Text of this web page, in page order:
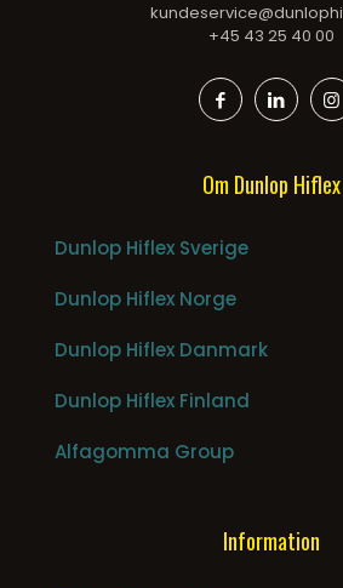
+45 43 25 40 00
Om Dunlop Hiflex
Dunlop Hiflex Sverige
Dunlop Hiflex Norge
Dunlop Hiflex Danmark
Dunlop Hiflex Finland
Alfagomma Group
Information